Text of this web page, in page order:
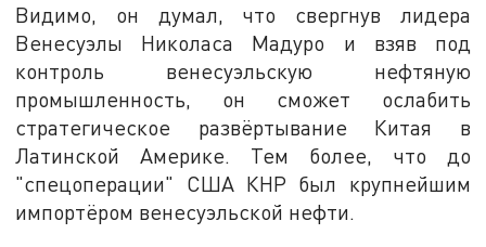
Видимо, он думал, что свергнув лидера
Венесуэлы Николаса Мадуро и взяв под
контроль венесуэльскую нефтяную
промышленность, он сможет ослабить
стратегическое развёртывание Китая в
Латинской Америке. Тем более, что до
"спецоперации" США КНР был крупнейшим
импортёром венесуэльской нефти.